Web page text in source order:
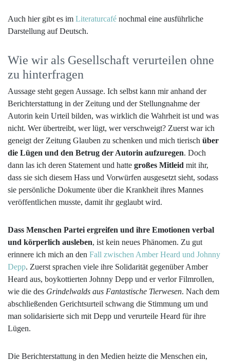
Auch hier gibt es im Literaturcafé nochmal eine ausführliche
Darstellung auf Deutsch.
Wie wir als Gesellschaft verurteilen ohne
zu hinterfragen
Aussage steht gegen Aussage. Ich selbst kann mir anhand der
Berichterstattung in der Zeitung und der Stellungnahme der
Autorin kein Urteil bilden, was wirklich die Wahrheit ist und was
nicht. Wer übertreibt, wer lügt, wer verschweigt? Zuerst war ich
geneigt der Zeitung Glauben zu schenken und mich tierisch über
die Lügen und den Betrug der Autorin aufzuregen. Doch
dann las ich deren Statement und hatte großes Mitleid mit ihr,
dass sie sich diesem Hass und Vorwürfen ausgesetzt sieht, sodass
sie persönliche Dokumente über die Krankheit ihres Mannes
veröffentlichen musste, damit ihr geglaubt wird.
Dass Menschen Partei ergreifen und ihre Emotionen verbal
und körperlich ausleben, ist kein neues Phänomen. Zu gut
erinnere ich mich an den Fall zwischen Amber Heard und Johnny
Depp. Zuerst sprachen viele ihre Solidarität gegenüber Amber
Heard aus, boykottierten Johnny Depp und er verlor Filmrollen,
wie die des Grindelwalds aus Fantastische Tierwesen. Nach dem
abschließenden Gerichtsurteil schwang die Stimmung um und
man solidarisierte sich mit Depp und verurteile Heard für ihre
Lügen.
Die Berichterstattung in den Medien heizte die Menschen ein,